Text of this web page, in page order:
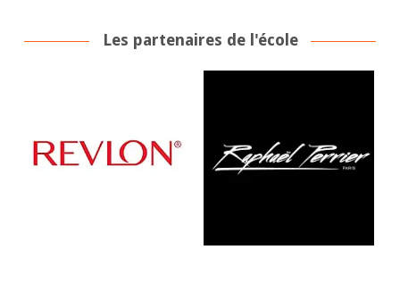
Les partenaires de l'école